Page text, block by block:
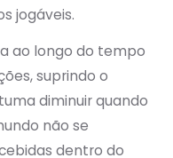
jogáveis.
ao longo do tempo
suprindo o
diminuir quando
não se
dentro do